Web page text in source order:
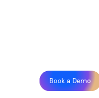
Book a Demo